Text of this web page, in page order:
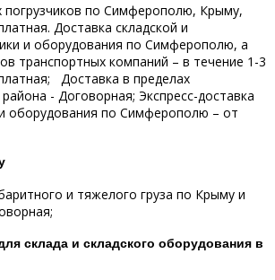
погрузчиков по Симферополю, Крыму,
Доставка складской и
и оборудования по Симферополю, а
транспортных компаний – в течение 1-3
Доставка в пределах
- Договорная; Экспресс-доставка
и оборудования по Симферополю – от
и тяжелого груза по Крыму и
склада и складского оборудования в